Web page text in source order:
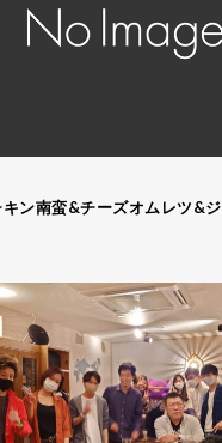
キン南蛮&チーズオムレツ&